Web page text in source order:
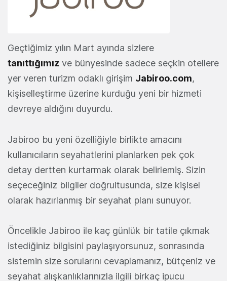
Geçtiğimiz yılın Mart ayında sizlere
tanıttığımız ve bünyesinde sadece seçkin otellere
yer veren turizm odaklı girişim Jabiroo.com,
kişiselleştirme üzerine kurduğu yeni bir hizmeti
devreye aldığını duyurdu.
Jabiroo bu yeni özelliğiyle birlikte amacını
kullanıcıların seyahatlerini planlarken pek çok
detay dertten kurtarmak olarak belirlemiş. Sizin
seçeceğiniz bilgiler doğrultusunda, size kişisel
olarak hazırlanmış bir seyahat planı sunuyor.
Öncelikle Jabiroo ile kaç günlük bir tatile çıkmak
istediğiniz bilgisini paylaşıyorsunuz, sonrasında
sistemin size sorularını cevaplamanız, bütçeniz ve
seyahat alışkanlıklarınızla ilgili birkaç ipucu